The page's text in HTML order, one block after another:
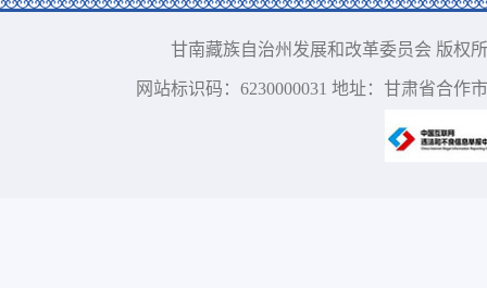
甘南藏族自治州发展和改革委员会 版权
网站标识码：6230000031 地址：甘肃省合作